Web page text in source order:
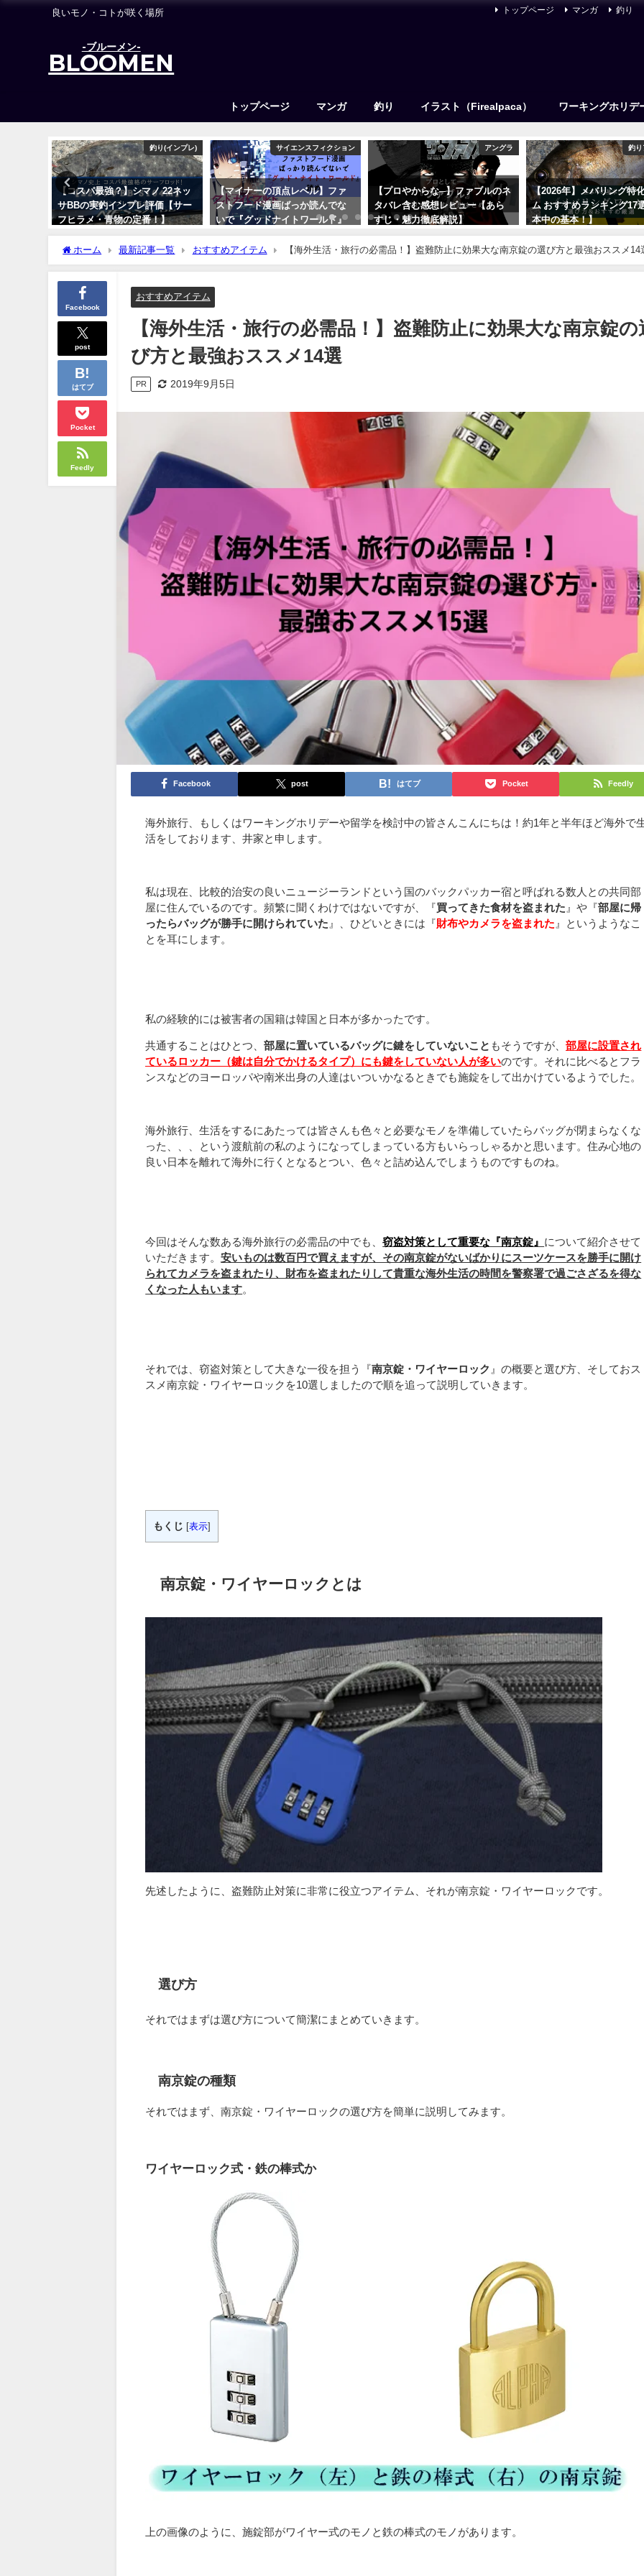
良いモノ・コトが咲く場所 トップページ マンガ 釣り
-ブルーメン-
BLOOMEN
トップページ マンガ 釣り イラスト（Firealpaca） ワーキングホリデ
釣り(インプレ)
【コスパ最強？】シマノ 22ネッ
サBBの実釣インプレ評価【サー
フヒラメ・青物の定番！】
サイエンスフィクション
【マイナーの頂点レベル】ファ
ストフード漫画ばっか読んでな
いで『グッドナイトワールド』
読め
2020年5月10日
アングラ
【プロやからな─】ファブルのネ
タバレ含む感想レビュー【あら
すじ・魅力徹底解説】
釣り
【2026年】メバリング特
ム おすすめランキング17
本中の基本！】
ホーム 最新記事一覧 おすすめアイテム 【海外生活・旅行の必需品！】盗難防止に効果大な南京錠の選び方と最強おススメ14
Facebook
post
はてブ
Pocket
Feedly
おすすめアイテム
【海外生活・旅行の必需品！】盗難防止に効果大な南京錠の
び方と最強おススメ14選
PR 2019年9月5日
Facebook post はてブ Pocket Feedly
海外旅行、もしくはワーキングホリデーや留学を検討中の皆さんこんにちは！約1年と半年ほど海外で
活をしております、井家と申します。
私は現在、比較的治安の良いニュージーランドという国のバックパッカー宿と呼ばれる数人との共同部
屋に住んでいるのです。頻繁に聞くわけではないですが、『買ってきた食材を盗まれた 』や『部屋に帰
ったらバッグが勝手に開けられていた 』、ひどいときには『 財布やカメラを盗まれた 』というようなこ
とを耳にします。
私の経験的には被害者の国籍は韓国と日本が多かったです。
共通することはひとつ、部屋に置いているバッグに鍵をしていないこと もそうですが、部屋に設置され
ているロッカー（鍵は自分でかけるタイプ）にも鍵をしていない人が多いのです。それに比べるとフラ
ンスなどのヨーロッパや南米出身の人達はいついかなるときでも施錠をして出かけているようでした。
海外旅行、生活をするにあたっては皆さんも色々と必要なモノを準備していたらバッグが閉まらなくな
った、、、という渡航前の私のようになってしまっている方もいらっしゃるかと思います。住み心地の
良い日本を離れて海外に行くとなるとつい、色々と詰め込んでしまうものですものね。
今回はそんな数ある海外旅行の必需品の中でも、窃盗対策として重要な『南京錠』 について紹介させて
いただきます。安いものは数百円で買えますが、その南京錠がないばかりにスーツケースを勝手に開け
られてカメラを盗まれたり、財布を盗まれたりして貴重な海外生活の時間を警察署で過ごさざるを得な
くなった人もいます
それでは、窃盗対策として大きな一役を担う『南京錠・ワイヤーロック 』の概要と選び方、そしておス
スメ南京錠・ワイヤーロックを10選しましたので順を追って説明していきます。
もくじ [表示]
南京錠・ワイヤーロックとは
先述したように、盗難防止対策に非常に役立つアイテム、それが南京錠・ワイヤーロックです。
選び方
それではまずは選び方について簡潔にまとめていきます。
南京錠の種類
それではまず、南京錠・ワイヤーロックの選び方を簡単に説明してみます。
ワイヤーロック式・鉄の棒式か
上の画像のように、施錠部がワイヤー式のモノと鉄の棒式のモノがあります。